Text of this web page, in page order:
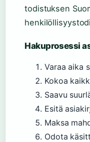
todistuksen
Hakuprosessi
Varaa aika
Kokoa
Saavu
Esitä
Maksa
Odota